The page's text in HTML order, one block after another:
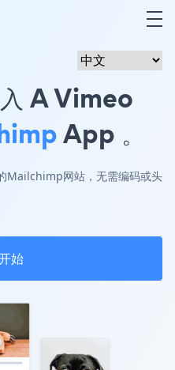
A Vimeo
App 。
Mailchimp网站，无需编码或头
始